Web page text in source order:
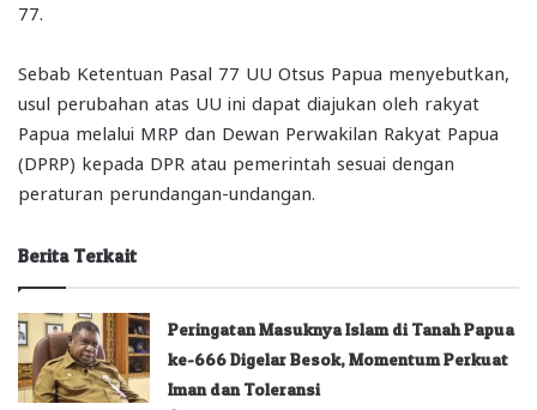
77.
Sebab Ketentuan Pasal 77 UU Otsus Papua menyebutkan,
usul perubahan atas UU ini dapat diajukan oleh rakyat
Papua melalui MRP dan Dewan Perwakilan Rakyat Papua
(DPRP) kepada DPR atau pemerintah sesuai dengan
peraturan perundangan-undangan.
Berita Terkait
Peringatan Masuknya Islam di Tanah Papua
ke-666 Digelar Besok, Momentum Perkuat
Iman dan Toleransi